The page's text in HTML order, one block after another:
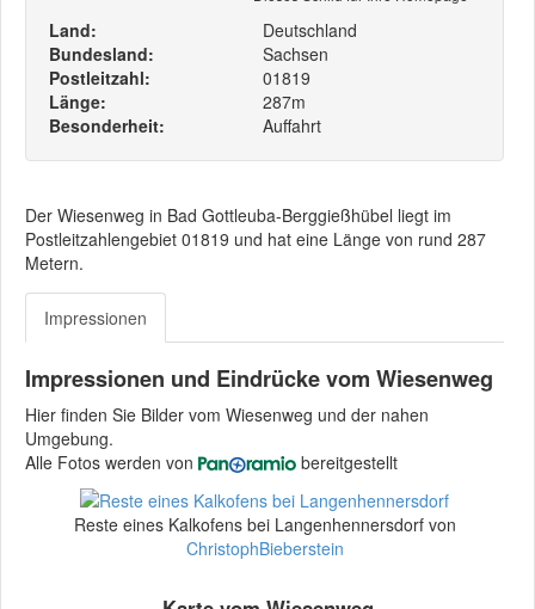
Land:
Deutschland
Bundesland:
Sachsen
Postleitzahl:
01819
Länge:
287m
Besonderheit:
Auffahrt
Der Wiesenweg in Bad Gottleuba-Berggießhübel liegt im
Postleitzahlengebiet 01819 und hat eine Länge von rund 287
Metern.
Impressionen
Impressionen und Eindrücke vom Wiesenweg
Hier finden Sie Bilder vom Wiesenweg und der nahen
Umgebung.
Alle Fotos werden von
bereitgestellt
Reste eines Kalkofens bei Langenhennersdorf von
ChristophBieberstein